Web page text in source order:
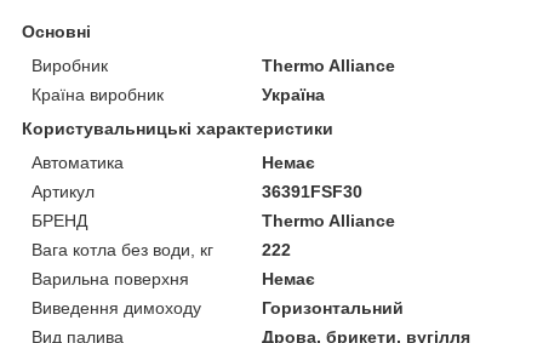
Основні
Виробник
Thermo Alliance
Країна виробник
Україна
Користувальницькі характеристики
Автоматика
Немає
Артикул
36391FSF30
БРЕНД
Thermo Alliance
Вага котла без води, кг
222
Варильна поверхня
Немає
Виведення димоходу
Горизонтальний
Вид палива
Дрова, брикети, вугілля